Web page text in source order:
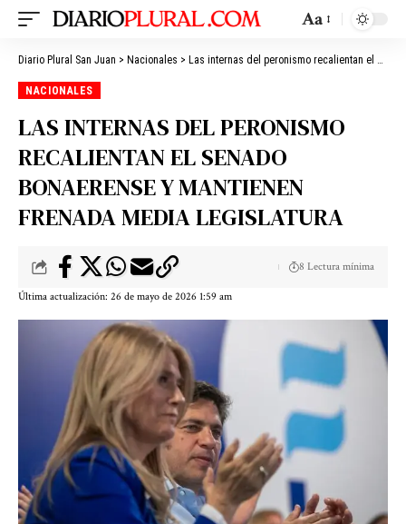
Aa
Diario Plural San Juan > Nacionales > Las internas del peronismo recalientan el Senado bonaerense y mantienen frenada media Legislatura
NACIONALES
LAS INTERNAS DEL PERONISMO
RECALIENTAN EL SENADO
BONAERENSE Y MANTIENEN
FRENADA MEDIA LEGISLATURA
Última actualización: 26 de mayo de 2026 1:59 am
8 Lectura mínima